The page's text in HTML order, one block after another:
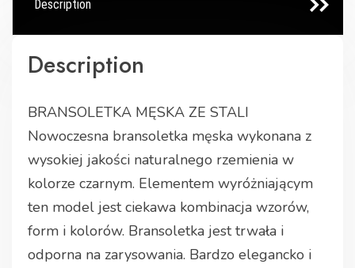
Description
Description
BRANSOLETKA MĘSKA ZE STALI
Nowoczesna bransoletka męska wykonana z
wysokiej jakości naturalnego rzemienia w
kolorze czarnym. Elementem wyróżniającym
ten model jest ciekawa kombinacja wzorów,
form i kolorów. Bransoletka jest trwała i
odporna na zarysowania. Bardzo elegancko i